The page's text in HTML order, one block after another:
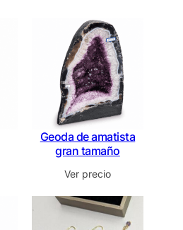
Geoda de amatista
gran tamaño
Ver precio